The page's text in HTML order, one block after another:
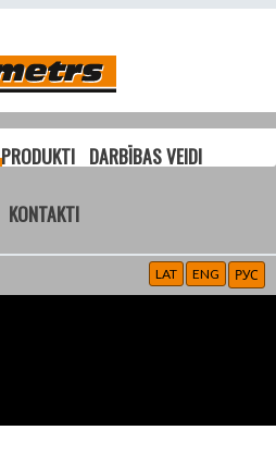
PRODUKTI DARBĪBAS VEIDI
KONTAKTI
LAT ENG РУС